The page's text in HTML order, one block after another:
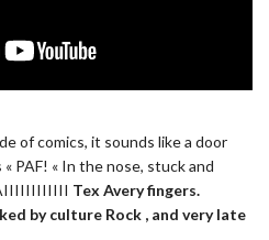
​​of comics, it sounds like a door
PAF! « In the nose, stuck and
Tex Averyfingers.
by culture Rock , and very late